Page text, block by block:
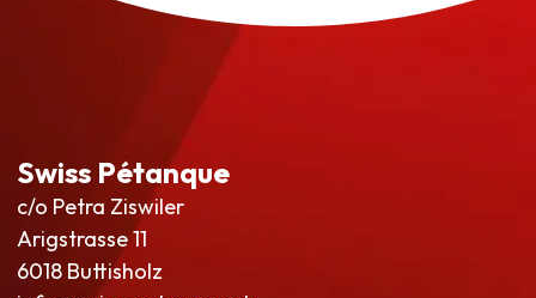
Swiss Pétanque
c/o Petra Ziswiler
Arigstrasse 11
6018 Buttisholz